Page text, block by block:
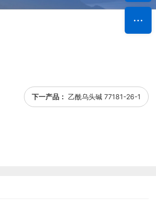
下一产品： 乙酰乌头碱 77181-26-1